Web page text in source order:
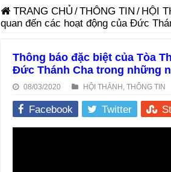
TRANG CHỦ /THÔNG TIN / HỘI
quan đến các hoạt động của Đức
Thông báo đặc biệt của Tòa
Đức Thánh Cha trong những
08/03/2020 HỘI THÁNH , THÔNG TIN
Facebook Twitter